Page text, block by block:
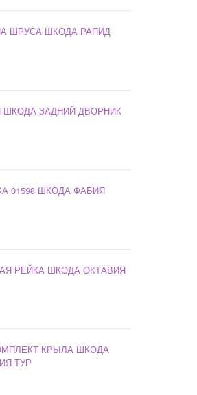
ШРУСА ШКОДА РАПИД
ШКОДА ЗАДНИЙ ДВОРНИК
01598 ШКОДА ФАБИЯ
РЕЙКА ШКОДА ОКТАВИЯ
КРЫЛА ШКОДА
ТУР